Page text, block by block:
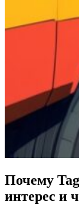
Почему
интерес и